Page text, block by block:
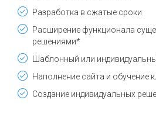
Разработка в сжатые сроки
Расширение функционала
решениями*
Шаблонный или
Наполнение сайта и обучение
Создание индивидуальных